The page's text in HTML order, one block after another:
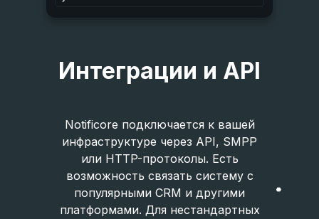
Интеграции и API
Notificore подключается к вашей
инфраструктуре через API, SMPP
или HTTP-протоколы. Есть
возможность связать систему с
популярными CRM и другими
платформами. Для нестандартных